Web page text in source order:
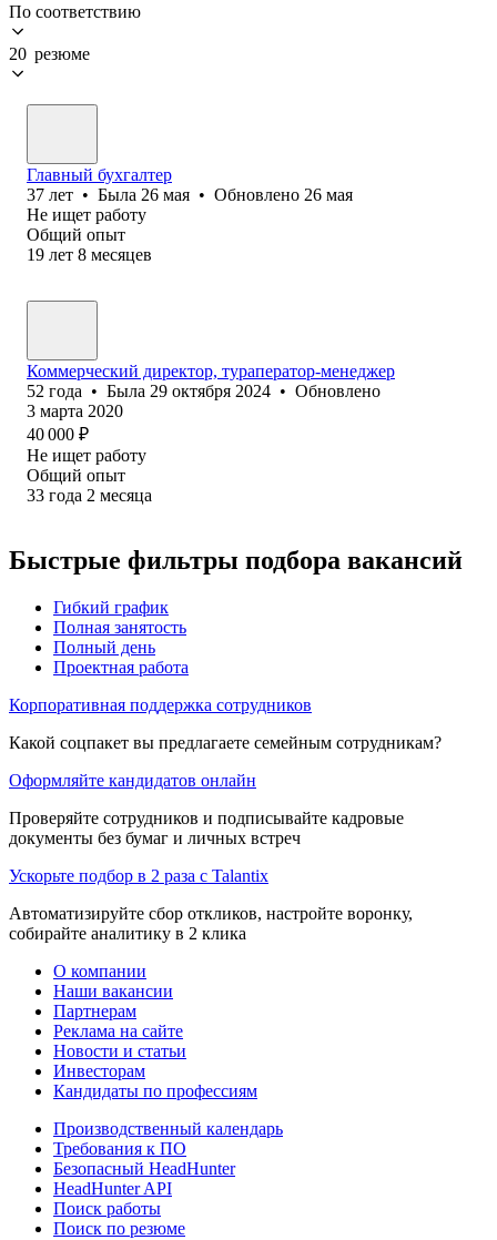
По соответствию
20 резюме
Главный бухгалтер
37 лет • Была 26 мая • Обновлено 26 мая
Не ищет работу
Общий опыт
19 лет 8 месяцев
Коммерческий директор, тураператор-менеджер
52 года • Была 29 октября 2024 • Обновлено
3 марта 2020
40 000 ₽
Не ищет работу
Общий опыт
33 года 2 месяца
Быстрые фильтры подбора вакансий
Гибкий график
Полная занятость
Полный день
Проектная работа
Корпоративная поддержка сотрудников
Какой соцпакет вы предлагаете семейным сотрудникам?
Оформляйте кандидатов онлайн
Проверяйте сотрудников и подписывайте кадровые
документы без бумаг и личных встреч
Ускорьте подбор в 2 раза с Talantix
Автоматизируйте сбор откликов, настройте воронку,
собирайте аналитику в 2 клика
О компании
Наши вакансии
Партнерам
Реклама на сайте
Новости и статьи
Инвесторам
Кандидаты по профессиям
Производственный календарь
Требования к ПО
Безопасный HeadHunter
HeadHunter API
Поиск работы
Поиск по резюме